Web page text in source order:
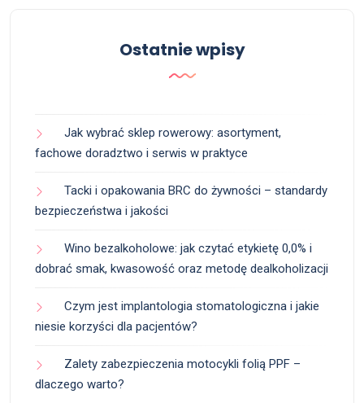
Ostatnie wpisy
Jak wybrać sklep rowerowy: asortyment,
fachowe doradztwo i serwis w praktyce
Tacki i opakowania BRC do żywności – standardy
bezpieczeństwa i jakości
Wino bezalkoholowe: jak czytać etykietę 0,0% i
dobrać smak, kwasowość oraz metodę dealkoholizacji
Czym jest implantologia stomatologiczna i jakie
niesie korzyści dla pacjentów?
Zalety zabezpieczenia motocykli folią PPF –
dlaczego warto?